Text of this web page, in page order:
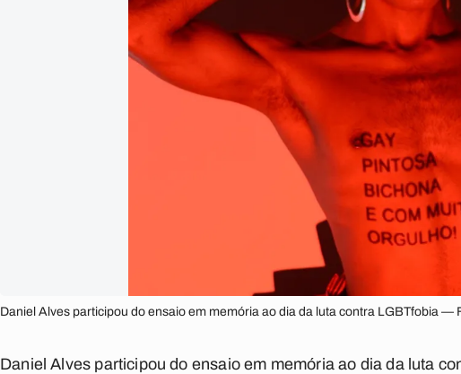
Daniel Alves participou do ensaio em memória ao dia da luta contra LGBTfobia —
Daniel Alves participou do ensaio em memória ao dia da luta